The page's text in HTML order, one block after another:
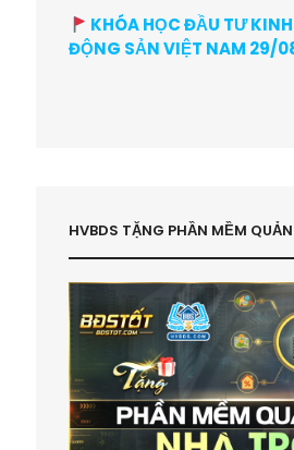
KHÓA HỌC ĐẦU TƯ
ĐỘNG SẢN VIỆT NAM 29/
HVBDS TẶNG PHẦN MỀM